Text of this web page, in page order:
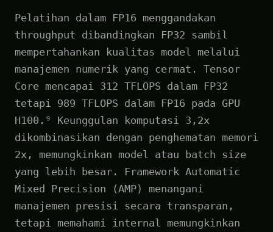
Pelatihan dalam FP16 menggandakan
throughput dibandingkan FP32 sambil
mempertahankan kualitas model melalui
manajemen numerik yang cermat. Tensor
Core mencapai 312 TFLOPS dalam FP32
tetapi 989 TFLOPS dalam FP16 pada GPU
H100.⁹ Keunggulan komputasi 3,2x
dikombinasikan dengan penghematan memori
2x, memungkinkan model atau batch size
yang lebih besar. Framework Automatic
Mixed Precision (AMP) menangani
manajemen presisi secara transparan,
tetapi memahami internal memungkinkan